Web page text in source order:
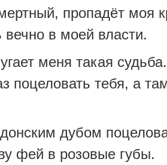
пропадёт моя
вечно в моей власти.
меня такая
поцеловать тебя, а
дубом
фей в розовые губы.